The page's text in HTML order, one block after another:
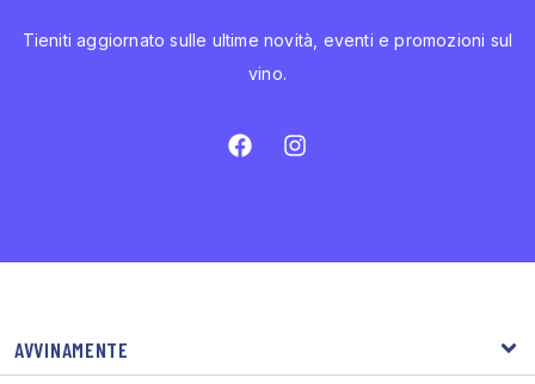
Tieniti aggiornato sulle ultime novità, eventi e promozioni sul
vino.
AVVINAMENTE